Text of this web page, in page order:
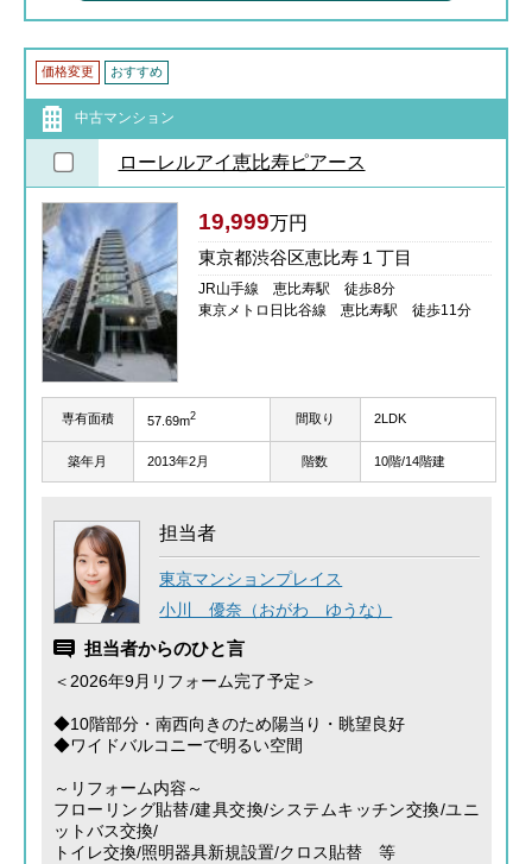
価格変更 おすすめ
中古マンション
ローレルアイ恵比寿ピアース
19,999万円
東京都渋谷区恵比寿１丁目
JR山手線 恵比寿駅 徒歩8分
東京メトロ日比谷線 恵比寿駅 徒歩11分
専有面積 57.69m2 間取り 2LDK
築年月 2013年2月 階数 10階/14階建
担当者
東京マンションプレイス
小川 優奈（おがわ ゆうな）
担当者からのひと言
＜2026年9月リフォーム完了予定＞
◆10階部分・南西向きのため陽当り・眺望良好
◆ワイドバルコニーで明るい空間
～リフォーム内容～
フローリング貼替/建具交換/システムキッチン交換/ユニ
ットバス交換/
トイレ交換/照明器具新規設置/クロス貼替 等